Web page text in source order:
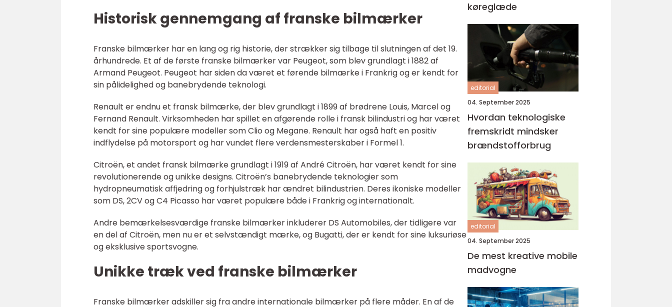
Historisk gennemgang af franske bilmærker
Franske bilmærker har en lang og rig historie, der strækker sig tilbage til slutningen af det 19.
århundrede. Et af de første franske bilmærker var Peugeot, som blev grundlagt i 1882 af
Armand Peugeot. Peugeot har siden da været et førende bilmærke i Frankrig og er kendt for
sin pålidelighed og banebrydende teknologi.
Renault er endnu et fransk bilmærke, der blev grundlagt i 1899 af brødrene Louis, Marcel og
Fernand Renault. Virksomheden har spillet en afgørende rolle i fransk bilindustri og har været
kendt for sine populære modeller som Clio og Megane. Renault har også haft en positiv
indflydelse på motorsport og har vundet flere verdensmesterskaber i Formel 1.
Citroën, et andet fransk bilmærke grundlagt i 1919 af André Citroën, har været kendt for sine
revolutionerende og unikke designs. Citroën’s banebrydende teknologier som
hydropneumatisk affjedring og forhjulstræk har ændret bilindustrien. Deres ikoniske modeller
som DS, 2CV og C4 Picasso har været populære både i Frankrig og internationalt.
Andre bemærkelsesværdige franske bilmærker inkluderer DS Automobiles, der tidligere var
en del af Citroën, men nu er et selvstændigt mærke, og Bugatti, der er kendt for sine luksuriøse
og eksklusive sportsvogne.
Unikke træk ved franske bilmærker
Franske bilmærker adskiller sig fra andre internationale bilmærker på flere måder. En af de
køreglæde
editorial
04. September 2025
Hvordan teknologiske
fremskridt mindsker
brændstofforbrug
editorial
04. September 2025
De mest kreative mobile
madvogne